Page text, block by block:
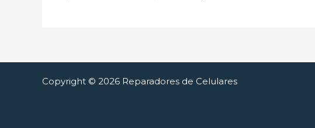
Copyright © 2026 Reparadores de Celulares